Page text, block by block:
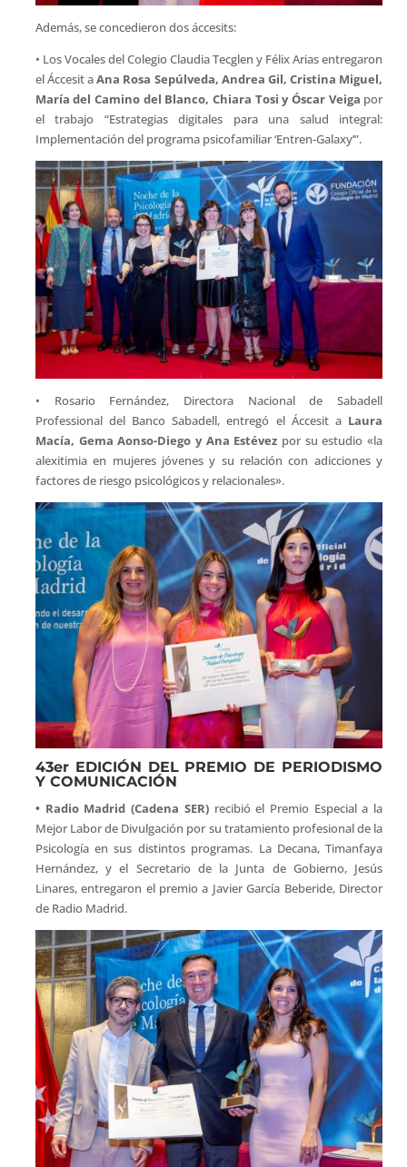
Además, se concedieron dos áccesits:
• Los Vocales del Colegio Claudia Tecglen y Félix Arias entregaron
el Áccesit aAna Rosa Sepúlveda, Andrea Gil, Cristina Miguel,
María del Camino del Blanco, Chiara Tosi y Óscar Veiga por
el trabajo “Estrategias digitales para una salud integral:
Implementación del programa psicofamiliar ‘Entren-Galaxy’”.
• Rosario Fernández, Directora Nacional de Sabadell
Professional del Banco Sabadell, entregó el Áccesit a Laura
Macía, Gema Aonso-Diego y Ana Estévez por su estudio «la
alexitimia en mujeres jóvenes y su relación con adicciones y
factores de riesgo psicológicos y relacionales».
43er EDICIÓN DEL PREMIO DE PERIODISMO
Y COMUNICACIÓN
• Radio Madrid (Cadena SER) recibió el Premio Especial a la
Mejor Labor de Divulgación por su tratamiento profesional de la
Psicología en sus distintos programas. La Decana, Timanfaya
Hernández, y el Secretario de la Junta de Gobierno, Jesús
Linares, entregaron el premio a Javier García Beberide, Director
de Radio Madrid.